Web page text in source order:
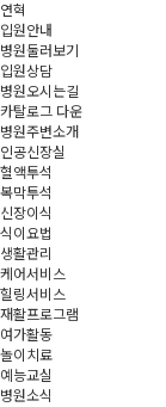
연혁
입원안내
병원둘러보기
입원상담
병원오시는길
카탈로그 다운
병원주변소개
인공신장실
혈액투석
복막투석
신장이식
식이요법
생활관리
케어서비스
힐링서비스
재활프로그램
여가활동
놀이치료
예능교실
병원소식